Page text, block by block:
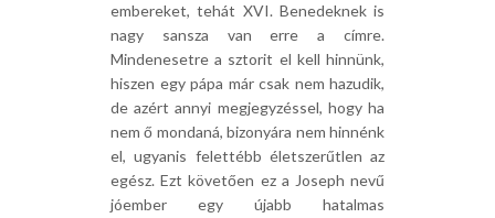
embereket, tehát XVI. Benedeknek is
nagy sansza van erre a címre.
Mindenesetre a sztorit el kell hinnünk,
hiszen egy pápa már csak nem hazudik,
de azért annyi megjegyzéssel, hogy ha
nem ő mondaná, bizonyára nem hinnénk
el, ugyanis felettébb életszerűtlen az
egész. Ezt követően ez a Joseph nevű
jóember egy újabb hatalmas